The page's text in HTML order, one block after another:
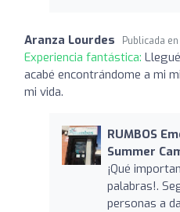
Aranza Lourdes Publicada en
Experiencia fantástica:
acabé encontrándome a mi
mi vida.
RUMBOS
Summer
¡Qué
palabras!.
personas a